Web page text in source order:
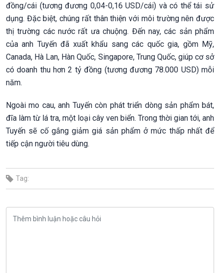
đồng/cái (tương đương 0,04-0,16 USD/cái) và có thể tái sử
dụng. Đặc biệt, chúng rất thân thiện với môi trường nên được
thị trường các nước rất ưa chuộng. Đến nay, các sản phẩm
của anh Tuyến đã xuất khẩu sang các quốc gia, gồm Mỹ,
Canada, Hà Lan, Hàn Quốc, Singapore, Trung Quốc, giúp cơ sở
có doanh thu hơn 2 tỷ đồng (tương đương 78.000 USD) mỗi
năm.
Ngoài mo cau, anh Tuyến còn phát triển dòng sản phẩm bát,
đĩa làm từ lá tra, một loại cây ven biển. Trong thời gian tới, anh
Tuyến sẽ cố gắng giảm giá sản phẩm ở mức thấp nhất để
tiếp cận người tiêu dùng.
Tag: